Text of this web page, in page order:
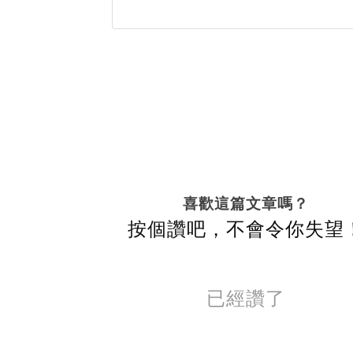
喜歡這篇文章嗎？
按個讚吧，不會令你失望
已經讚了